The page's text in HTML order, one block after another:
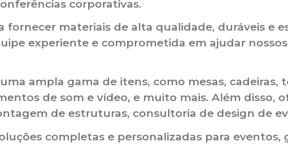
corporativas.
fornecer materiais de alta qualidade, duráveis e
experiente e comprometida em ajudar
ampla gama de itens, como mesas, cadeiras,
de som e vídeo, e muito mais. Além disso,
de estruturas, consultoria de design de
completas e personalizadas para